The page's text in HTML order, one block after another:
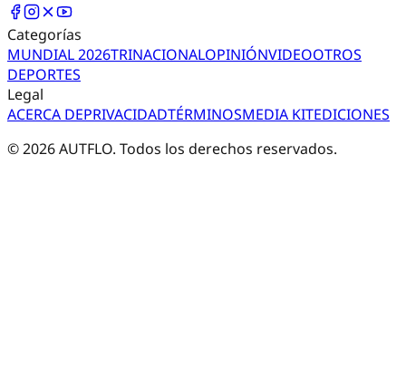
Categorías
MUNDIAL 2026TRINACIONALOPINIÓNVIDEOOTROS
DEPORTES
Legal
ACERCA DEPRIVACIDADTÉRMINOSMEDIA KITEDICIONES
©2026AUTFLO. Todos los derechos reservados.